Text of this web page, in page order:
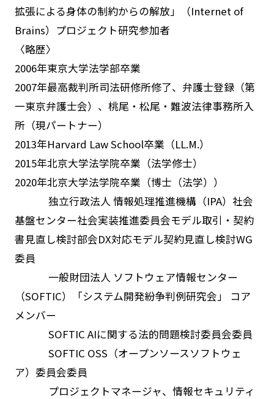
拡張による身体の制約からの解放」（Internet of
Brains）プロジェクト研究参加者
〈略歴〉
2006年東京大学法学部卒業
2007年最高裁判所司法研修所修了、弁護士登録（第
一東京弁護士会）、桃尾・松尾・難波法律事務所入
所（現パートナー）
2013年Harvard Law School卒業（LL.M.）
2015年北京大学法学院卒業（法学修士）
2020年北京大学法学院卒業（博士（法学））
独立行政法人 情報処理推進機構（IPA）社会
基盤センター社会実装推進委員会モデル取引・契約
書見直し検討部会DX対応モデル契約見直し検討WG
委員
一般財団法人 ソフトウェア情報センター
（SOFTIC）「システム開発紛争判例研究会」 コア
メンバー
SOFTIC AIに関する法的問題検討委員会委員
SOFTIC OSS（オープンソースソフトウェ
ア）委員会委員
プロジェクトマネージャ、情報セキュリティ